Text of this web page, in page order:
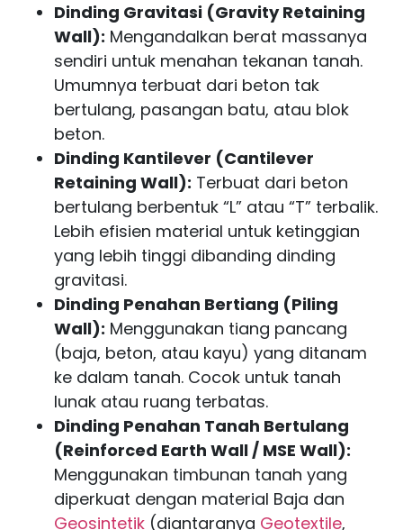
Dinding Gravitasi (Gravity Retaining
Wall): Mengandalkan berat massanya
sendiri untuk menahan tekanan tanah.
Umumnya terbuat dari beton tak
bertulang, pasangan batu, atau blok
beton.
Dinding Kantilever (Cantilever
Retaining Wall): Terbuat dari beton
bertulang berbentuk “L” atau “T” terbalik.
Lebih efisien material untuk ketinggian
yang lebih tinggi dibanding dinding
gravitasi.
Dinding Penahan Bertiang (Piling
Wall): Menggunakan tiang pancang
(baja, beton, atau kayu) yang ditanam
ke dalam tanah. Cocok untuk tanah
lunak atau ruang terbatas.
Dinding Penahan Tanah Bertulang
(Reinforced Earth Wall / MSE Wall):
Menggunakan timbunan tanah yang
diperkuat dengan material Baja dan
Geosintetik (diantaranya Geotextile,